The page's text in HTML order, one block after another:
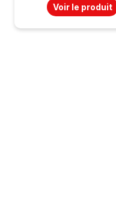
Voir le produit